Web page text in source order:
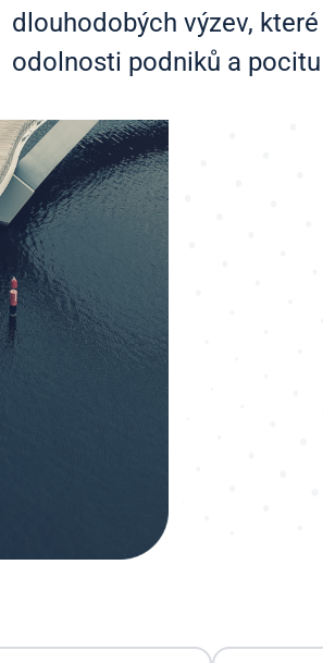
dlouhodobých výzev,
odolnosti podniků a